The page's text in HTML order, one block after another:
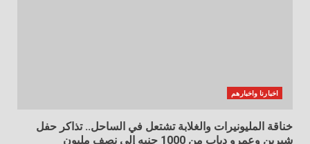
اخبارنا واخبارهم
خناقة المليونيرات والغلابة تشتعل في الساحل.. تذاكر حفل
شيرين وعمرو دياب من 1000 جنيه إلى نصف مليون